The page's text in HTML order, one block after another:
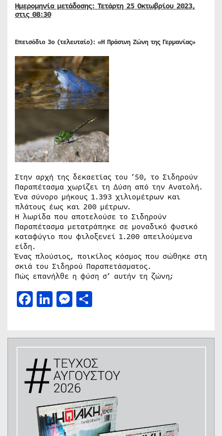
Ημερομηνία μετάδοσης: Τετάρτη 25 Οκτωβρίου 2023,
στις 08:30
Eπεισόδιο 3ο (τελευταίο): «Η Πράσινη Ζώνη της Γερμανίας»
Στην αρχή της δεκαετίας του ’50, το Σιδηρούν
Παραπέτασμα χωρίζει τη Δύση από την Ανατολή.
Ένα σύνορο μήκους 1.393 χιλιομέτρων και
πλάτους έως και 200 μέτρων.
Η λωρίδα που αποτελούσε το Σιδηρούν
Παραπέτασμα μετατράπηκε σε μοναδικό φυσικό
καταφύγιο που φιλοξενεί 1.200 απειλούμενα
είδη.
Ένας πλούσιος, ποικίλος κόσμος που σώθηκε στη
σκιά του Σιδηρού Παραπετάσματος.
Πώς επανήλθε η φύση σ’ αυτήν τη ζώνη;
Facebook
LinkedIn
Messenger